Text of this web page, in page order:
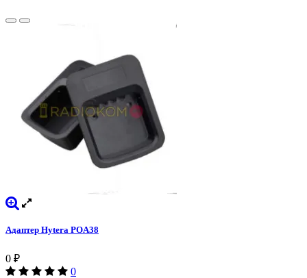
Адаптер Hytera POA38
0 ₽
0